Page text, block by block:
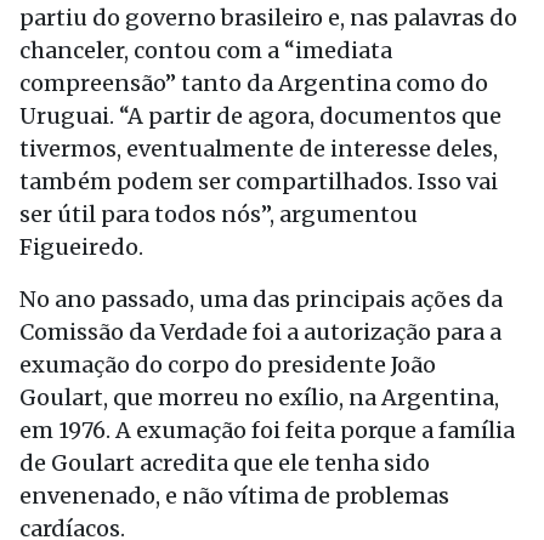
partiu do governo brasileiro e, nas palavras do
chanceler, contou com a “imediata
compreensão” tanto da Argentina como do
Uruguai. “A partir de agora, documentos que
tivermos, eventualmente de interesse deles,
também podem ser compartilhados. Isso vai
ser útil para todos nós”, argumentou
Figueiredo.
No ano passado, uma das principais ações da
Comissão da Verdade foi a autorização para a
exumação do corpo do presidente João
Goulart, que morreu no exílio, na Argentina,
em 1976. A exumação foi feita porque a família
de Goulart acredita que ele tenha sido
envenenado, e não vítima de problemas
cardíacos.